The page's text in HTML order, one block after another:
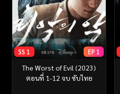
SS 1 EP 1
The Worst of Evil (2023)
ตอนที่ 1-12 จบ ซับไทย